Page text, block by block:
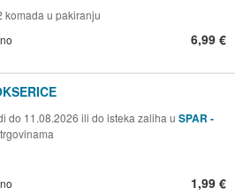
komada u pakiranju
6,99 €
do 11.08.2026 ili do isteka zaliha u SPAR -
trgovinama
1,99 €